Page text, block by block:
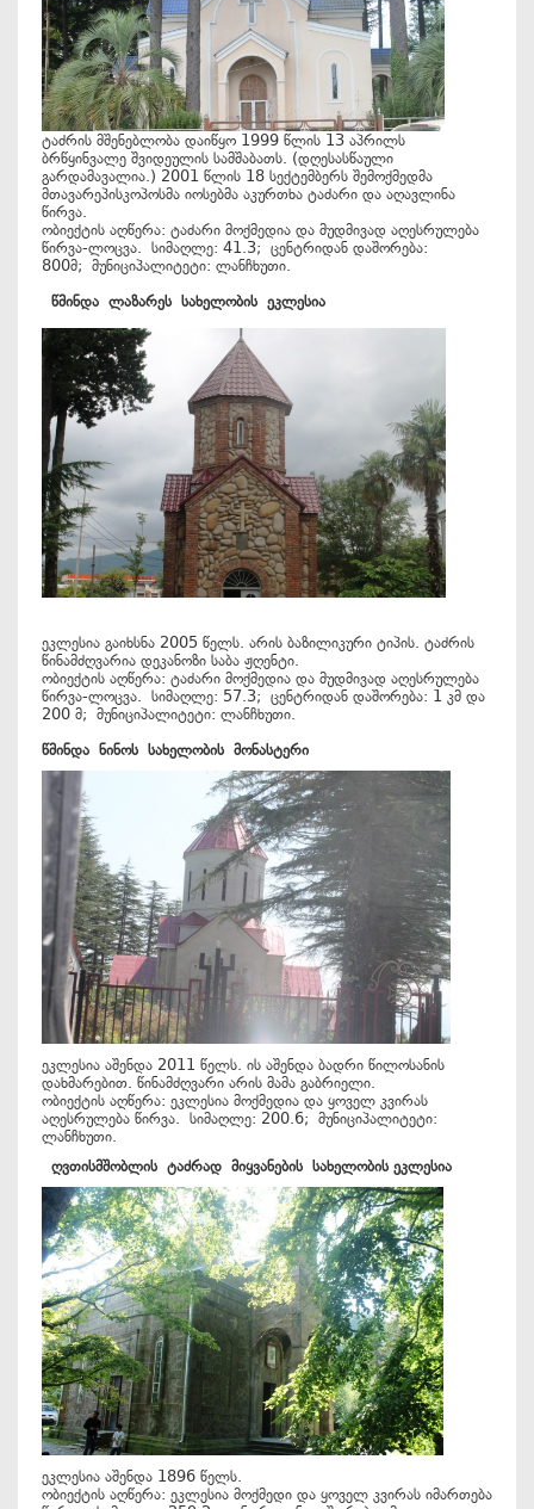
ტაძრის მშენებლობა დაიწყო 1999 წლის 13 აპრილს
ბრწყინვალე შვიდეულის სამშაბათს. (დღესასწაული
გარდამავალია.) 2001 წლის 18 სექტემბერს შემოქმედმა
მთავარეპისკოპოსმა იოსებმა აკურთხა ტაძარი და აღავლინა
წირვა.
ობიექტის აღწერა: ტაძარი მოქმედია და მუდმივად აღესრულება
წირვა-ლოცვა. სიმაღლე: 41.3; ცენტრიდან დაშორება:
800მ; მუნიციპალიტეტი: ლანჩხუთი.
წმინდა ლაზარეს სახელობის ეკლესია
ეკლესია გაიხსნა 2005 წელს. არის ბაზილიკური ტიპის. ტაძრის
წინამძღვარია დეკანოზი საბა ჟღენტი.
ობიექტის აღწერა: ტაძარი მოქმედია და მუდმივად აღესრულება
წირვა-ლოცვა. სიმაღლე: 57.3; ცენტრიდან დაშორება: 1 კმ და
200 მ; მუნიციპალიტეტი: ლანჩხუთი.
წმინდა ნინოს სახელობის მონასტერი
ეკლესია აშენდა 2011 წელს. ის აშენდა ბადრი წილოსანის
დახმარებით. წინამძღვარი არის მამა გაბრიელი.
ობიექტის აღწერა: ეკლესია მოქმედია და ყოველ კვირას
აღესრულება წირვა. სიმაღლე: 200.6; მუნიციპალიტეტი:
ლანჩხუთი.
ღვთისმშობლის ტაძრად მიყვანების სახელობის ეკლესია
ეკლესია აშენდა 1896 წელს.
ობიექტის აღწერა: ეკლესია მოქმედი და ყოველ კვირას იმართება